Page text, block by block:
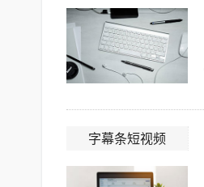
字幕条短视频